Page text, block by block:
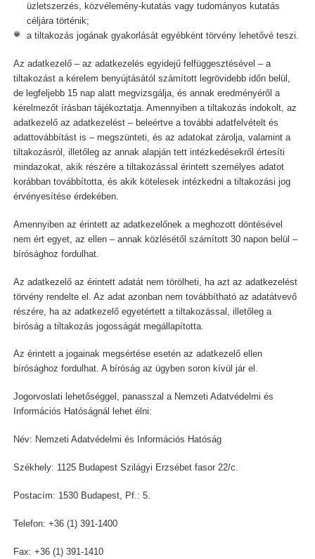
üzletszerzés, közvélemény-kutatás vagy tudományos kutatás
céljára történik;
a tiltakozás jogának gyakorlását egyébként törvény lehetővé teszi.
Az adatkezelő – az adatkezelés egyidejű felfüggesztésével – a
tiltakozást a kérelem benyújtásától számított legrövidebb időn belül,
de legfeljebb 15 nap alatt megvizsgálja, és annak eredményéről a
kérelmezőt írásban tájékoztatja. Amennyiben a tiltakozás indokolt, az
adatkezelő az adatkezelést – beleértve a további adatfelvételt és
adattovábbítást is – megszünteti, és az adatokat zárolja, valamint a
tiltakozásról, illetőleg az annak alapján tett intézkedésekről értesíti
mindazokat, akik részére a tiltakozással érintett személyes adatot
korábban továbbította, és akik kötelesek intézkedni a tiltakozási jog
érvényesítése érdekében.
Amennyiben az érintett az adatkezelőnek a meghozott döntésével
nem ért egyet, az ellen – annak közlésétől számított 30 napon belül –
bírósághoz fordulhat.
Az adatkezelő az érintett adatát nem törölheti, ha azt az adatkezelést
törvény rendelte el. Az adat azonban nem továbbítható az adatátvevő
részére, ha az adatkezelő egyetértett a tiltakozással, illetőleg a
bíróság a tiltakozás jogosságát megállapította.
Az érintett a jogainak megsértése esetén az adatkezelő ellen
bírósághoz fordulhat. A bíróság az ügyben soron kívül jár el.
Jogorvoslati lehetőséggel, panasszal a Nemzeti Adatvédelmi és
Információs Hatóságnál lehet élni:
Név: Nemzeti Adatvédelmi és Információs Hatóság
Székhely: 1125 Budapest Szilágyi Erzsébet fasor 22/c.
Postacím: 1530 Budapest, Pf.: 5.
Telefon: +36 (1) 391-1400
Fax: +36 (1) 391-1410